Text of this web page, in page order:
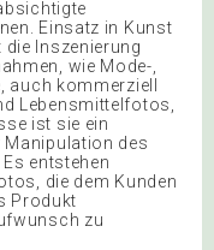
Einsatz in Kunst
Inszenierung
wie Mode-,
auch kommerziell
Lebensmittelfotos,
ist sie ein
Manipulation des
entstehen
die dem Kunden
Produkt
zu